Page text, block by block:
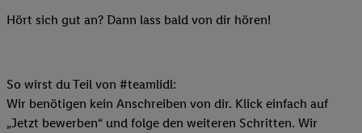
Hört sich gut an? Dann lass bald von dir hören!
So wirst du Teil von #teamlidl:
Wir benötigen kein Anschreiben von dir. Klick einfach auf
„Jetzt bewerben“ und folge den weiteren Schritten. Wir